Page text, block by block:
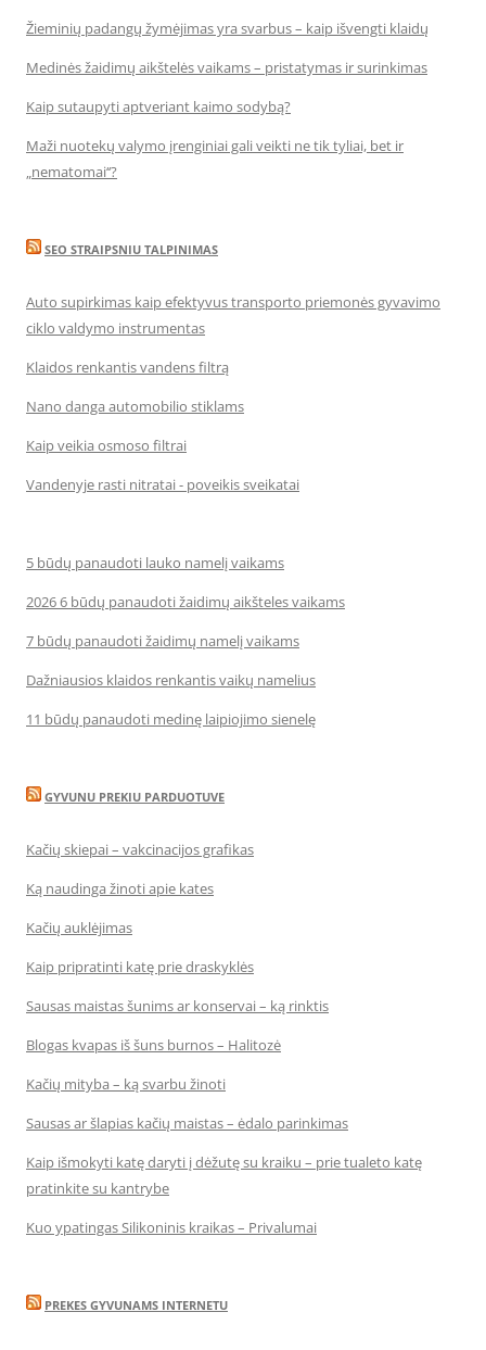
Žieminių padangų žymėjimas yra svarbus – kaip išvengti klaidų
Medinės žaidimų aikštelės vaikams – pristatymas ir surinkimas
Kaip sutaupyti aptveriant kaimo sodybą?
Maži nuotekų valymo įrenginiai gali veikti ne tik tyliai, bet ir
„nematomai‘‘?
SEO STRAIPSNIU TALPINIMAS
Auto supirkimas kaip efektyvus transporto priemonės gyvavimo
ciklo valdymo instrumentas
Klaidos renkantis vandens filtrą
Nano danga automobilio stiklams
Kaip veikia osmoso filtrai
Vandenyje rasti nitratai - poveikis sveikatai
5 būdų panaudoti lauko namelį vaikams
2026 6 būdų panaudoti žaidimų aikšteles vaikams
7 būdų panaudoti žaidimų namelį vaikams
Dažniausios klaidos renkantis vaikų namelius
11 būdų panaudoti medinę laipiojimo sienelę
GYVUNU PREKIU PARDUOTUVE
Kačių skiepai – vakcinacijos grafikas
Ką naudinga žinoti apie kates
Kačių auklėjimas
Kaip pripratinti katę prie draskyklės
Sausas maistas šunims ar konservai – ką rinktis
Blogas kvapas iš šuns burnos – Halitozė
Kačių mityba – ką svarbu žinoti
Sausas ar šlapias kačių maistas – ėdalo parinkimas
Kaip išmokyti katę daryti į dėžutę su kraiku – prie tualeto katę
pratinkite su kantrybe
Kuo ypatingas Silikoninis kraikas – Privalumai
PREKES GYVUNAMS INTERNETU